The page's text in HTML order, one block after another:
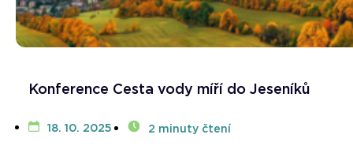
Konference Cesta vody míří do Jeseníků
18. 10. 2025 2 minuty čtení